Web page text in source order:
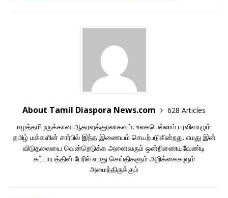
About Tamil Diaspora News.com
628 Articles
ஈழத்தமிழருக்கான ஆதரவுக்குரலாகவும், உலகமெல்லாம் பரவிவாழும்
தமிழ் மக்களின் சார்பில் இந்த இணையம் செயற்படுகின்றது. எமது இன்
விடுதலையை வென்றெடுக்க அனைவரும் ஒன்றிணையவேண்டி
கட்டாயத்தின் பேரில் எமது செய்திகளும் அறிக்கைகளும்
அமைந்திருக்கும்